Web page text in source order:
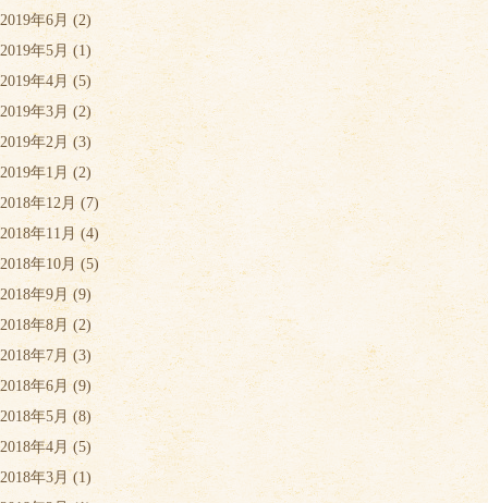
2019年6月 (2)
2019年5月 (1)
2019年4月 (5)
2019年3月 (2)
2019年2月 (3)
2019年1月 (2)
2018年12月 (7)
2018年11月 (4)
2018年10月 (5)
2018年9月 (9)
2018年8月 (2)
2018年7月 (3)
2018年6月(9)
2018年5月 (8)
2018年4月 (5)
2018年3月 (1)